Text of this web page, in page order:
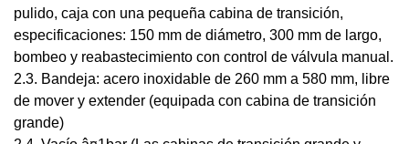
pulido, caja con una pequeña cabina de transición,
especificaciones: 150 mm de diámetro, 300 mm de largo,
bombeo y reabastecimiento con control de válvula manual.
2.3. Bandeja: acero inoxidable de 260 mm a 580 mm, libre
de mover y extender (equipada con cabina de transición
grande)